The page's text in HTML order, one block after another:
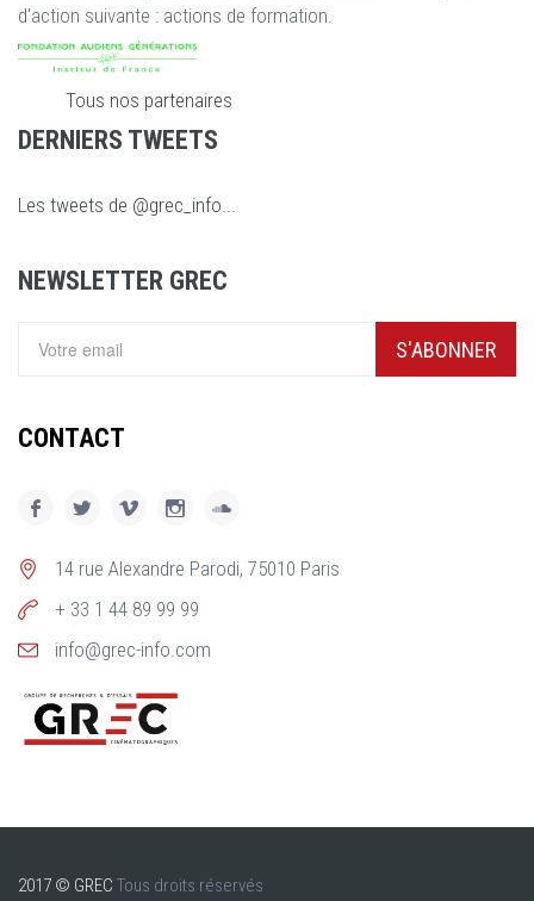
d'action suivante : actions de formation.
Tous nos partenaires
DERNIERS TWEETS
Les tweets de @grec_info...
NEWSLETTER GREC
S'ABONNER
CONTACT
14 rue Alexandre Parodi, 75010 Paris
+ 33 1 44 89 99 99
info@grec-info.com
2017 © GREC Tous droits réservés